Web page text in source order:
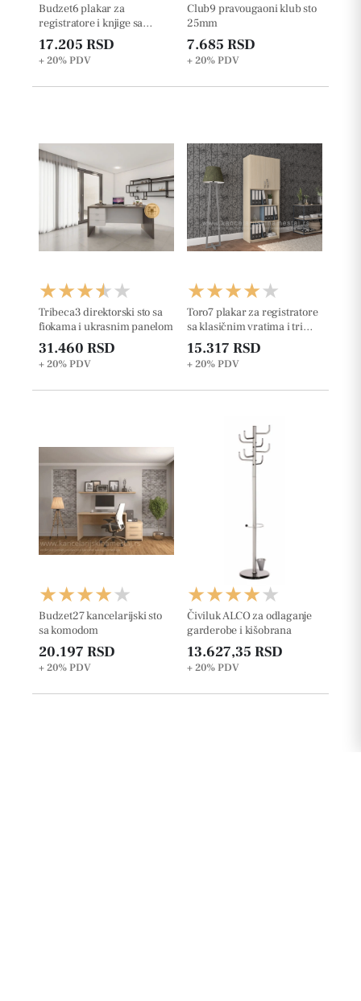
Budzet6 plakar za
registratore i knjige sa
ukrasnom lajsnom na
plafonu 190.8cm
17.205 RSD
+ 20%PDV
Club9 pravougaoni klub sto
25mm
7.685 RSD
+ 20%PDV
Tribeca3 direktorski sto sa
fiokama i ukrasnim panelom
31.460 RSD
+ 20%PDV
Toro7 plakar za registratore
sa klasičnim vratima i tri
otvorene police
15.317 RSD
+ 20%PDV
Budzet27 kancelarijski sto
sa komodom
20.197 RSD
+ 20%PDV
Čiviluk ALCO za odlaganje
garderobe i kišobrana
13.627,35 RSD
+ 20%PDV